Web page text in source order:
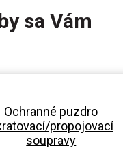
sa Vám
Ochranné puzdro
propojovací
soupravy